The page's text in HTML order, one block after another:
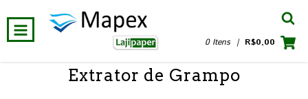
0 Itens | R$0,00
Extrator de Grampo